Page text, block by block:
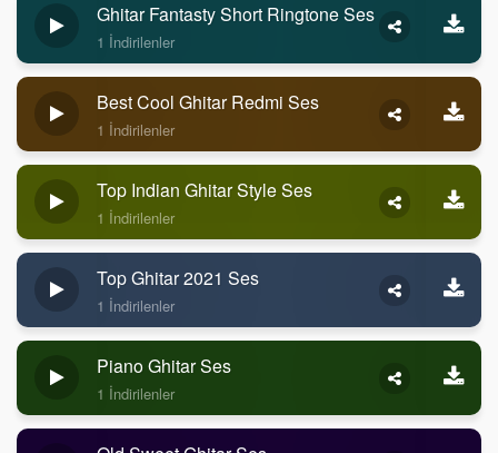
Ghitar Fantasty Short Ringtone Ses
1 İndirilenler
Best Cool Ghitar Redmi Ses
1 İndirilenler
Top Indian Ghitar Style Ses
1 İndirilenler
Top Ghitar 2021 Ses
1 İndirilenler
Piano Ghitar Ses
1 İndirilenler